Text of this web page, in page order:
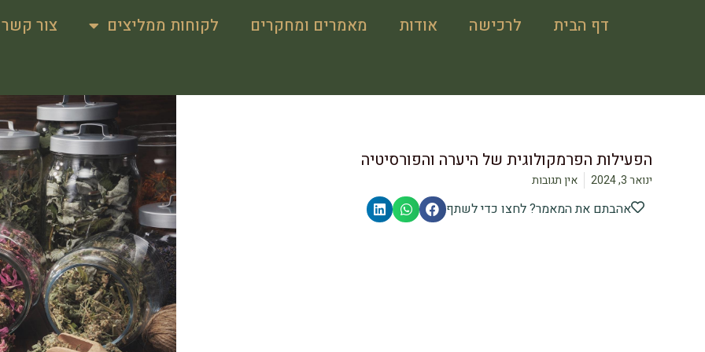
דף הבית לרכישה אודות מאמרים ומחקרים לקוחות ממליצים צור קשר
הפעילות הפרמקולוגית של היערה והפורסיטיה
ינואר 3, 2024 אין תגובות
אהבתם את המאמר? לחצו כדי לשתף